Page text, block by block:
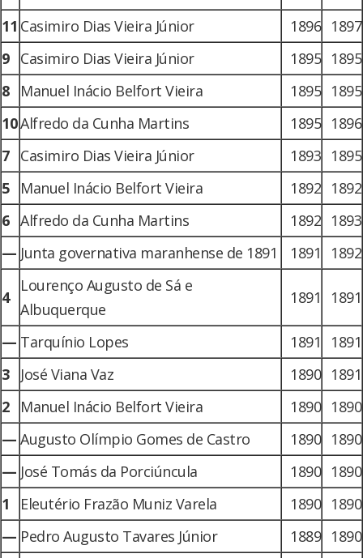
11 Casimiro Dias Vieira Júnior 1896 1897
9
Casimiro Dias Vieira Júnior 1895 1895
8
Manuel Inácio Belfort Vieira 1895 1895
10Alfredo da Cunha Martins 1895 1896
7
Casimiro Dias Vieira Júnior 1893 1895
5
Manuel Inácio Belfort Vieira 1892 1892
6 Alfredo da Cunha Martins 1892 1893
— Junta governativa maranhense de 1891 1891 1892
4
Lourenço Augusto de Sá e
Albuquerque
1891 1891
— Tarquínio Lopes 1891
1891
3
José Viana Vaz 1890 1891
2
Manuel Inácio Belfort Vieira 1890 1890
— Augusto Olímpio Gomes de Castro 1890 1890
— José Tomás da Porciúncula 1890 1890
1
Eleutério Frazão Muniz Varela 1890 1890
— Pedro Augusto Tavares Júnior 1889 1890